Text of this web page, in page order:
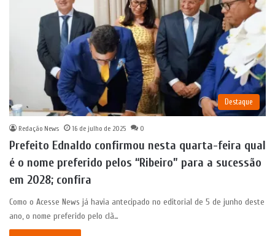
Destaque
Redação News 16 de julho de 2025 0
Prefeito Ednaldo confirmou nesta quarta-feira qual
é o nome preferido pelos “Ribeiro” para a sucessão
em 2028; confira
Como o Acesse News já havia antecipado no editorial de 5 de junho deste
ano, o nome preferido pelo clã…